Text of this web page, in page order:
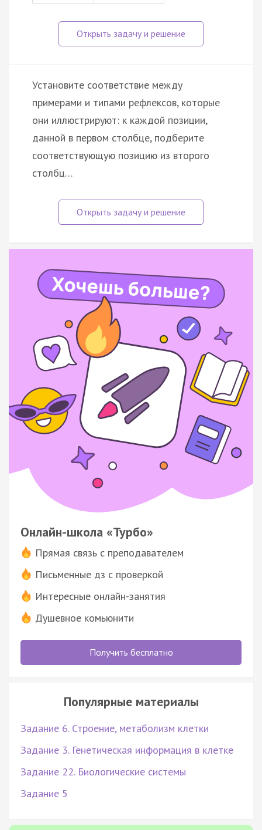
Установите соответствие между
примерами и типами рефлексов, которые
они иллюстрируют: к каждой позиции,
данной в первом столбце, подберите
соответствующую позицию из второго
столбц…
Онлайн-школа «Турбо»
Прямая связь с преподавателем
Письменные дз с проверкой
Интересные онлайн-занятия
Душевное комьюнити
Получить бесплатно
Популярные материалы
Задание 6. Строение, метаболизм клетки
Задание 3. Генетическая информация в клетке
Задание 22. Биологические системы
Задание 5